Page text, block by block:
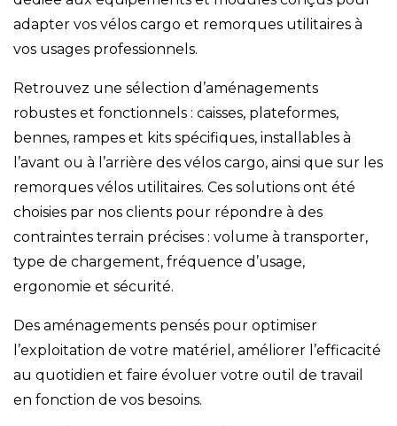
adapter vos vélos cargo et remorques utilitaires à
vos usages professionnels.
Retrouvez une sélection d’aménagements
robustes et fonctionnels : caisses, plateformes,
bennes, rampes et kits spécifiques, installables à
l’avant ou à l’arrière des vélos cargo, ainsi que sur les
remorques vélos utilitaires. Ces solutions ont été
choisies par nos clients pour répondre à des
contraintes terrain précises : volume à transporter,
type de chargement, fréquence d’usage,
ergonomie et sécurité.
Des aménagements pensés pour optimiser
l’exploitation de votre matériel, améliorer l’efficacité
au quotidien et faire évoluer votre outil de travail
en fonction de vos besoins.